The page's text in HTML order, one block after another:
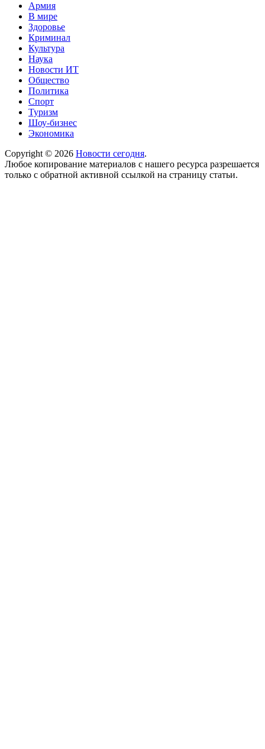
Армия
В мире
Здоровье
Криминал
Культура
Наука
Новости ИТ
Общество
Политика
Спорт
Туризм
Шоу-бизнес
Экономика
Copyright © 2026 Новости сегодня.
Любое копирование материалов с нашего ресурса разрешается
только с обратной активной ссылкой на страницу статьи.